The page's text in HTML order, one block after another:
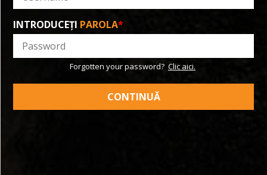
INTRODUCEȚI PAROLA*
Forgotten your password? Clic aici.
CONTINUĂ